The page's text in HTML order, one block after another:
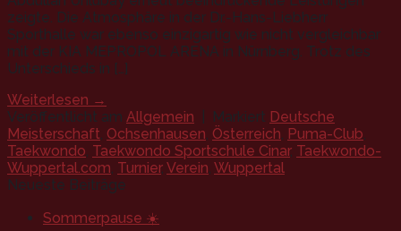
zeigte. Die Atmosphäre in der Dr.-Hans-Liebherr
Sporthalle war ebenso einzigartig wie nicht vergleichbar
mit der KIA MEPROPOL ARENA in Nürnberg. Trotz des
Unterschieds in […]
Weiterlesen →
Veröffentlicht am Allgemein Markiert Deutsche
Meisterschaft, Ochsenhausen, Österreich, Puma-Club,
Taekwondo, Taekwondo Sportschule Cinar, Taekwondo-
Wuppertal.com, Turnier, Verein, Wuppertal
Neueste Beiträge
Sommerpause ☀️